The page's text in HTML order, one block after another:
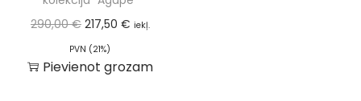
290,00€ 217,50 € iekļ.
PVN (21%)
Pievienot grozam